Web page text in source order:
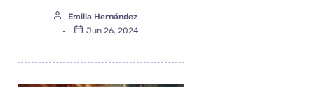
Emilia Hernández
Jun 26, 2024